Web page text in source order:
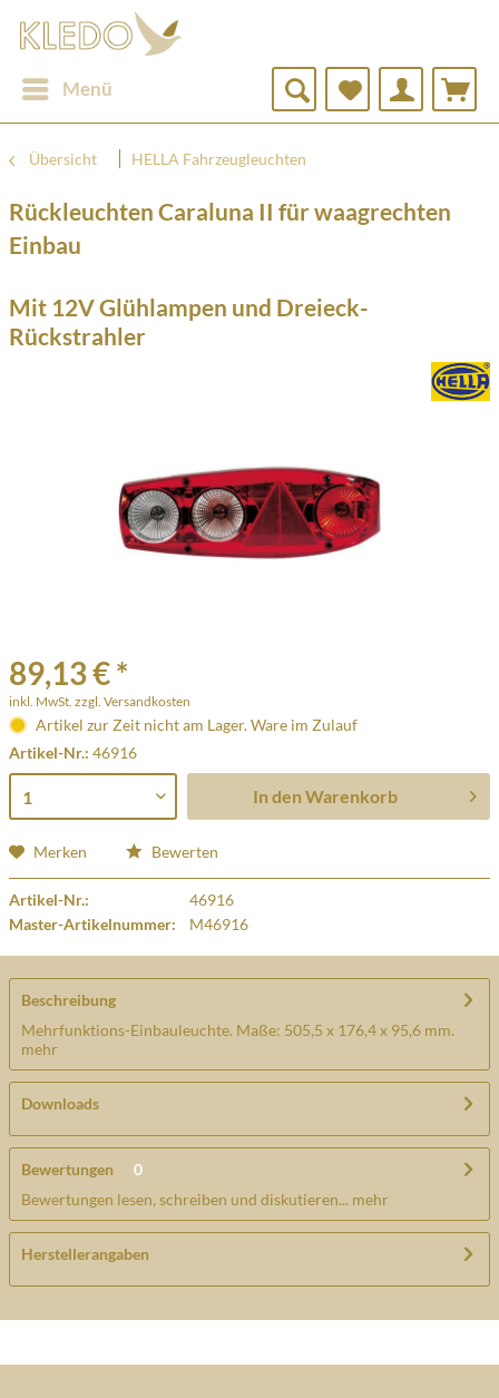
Menü
Übersicht HELLA Fahrzeugleuchten
Rückleuchten Caraluna II für waagrechten
Einbau
Mit 12V Glühlampen und Dreieck-
Rückstrahler
89,13 € *
inkl. MwSt. zzgl. Versandkosten
Artikel zur Zeit nicht am Lager. Ware im Zulauf
Artikel-Nr.: 46916
In den Warenkorb
Merken Bewerten
Artikel-Nr.:
46916
Master-Artikelnummer:
M46916
Beschreibung
Mehrfunktions-Einbauleuchte. Maße: 505,5 x 176,4 x 95,6 mm.
mehr
Downloads
Bewertungen
0
Bewertungen lesen, schreiben und diskutieren... mehr
Herstellerangaben